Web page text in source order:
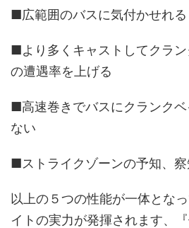
■広範囲のバスに気付かせれる
■より多くキャストしてクラ
の遭遇率を上げる
■高速巻きでバスにクランク
ない
■ストライクゾーンの予知、察
以上の５つの性能が一体とな
イトの実力が発揮されます、